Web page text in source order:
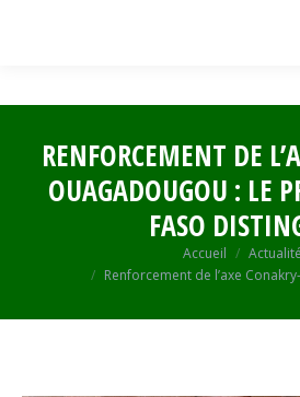
RENFORCEMENT DE
OUAGADOUGOU : LE
FASO
Accueil
Renforcement de l’axe